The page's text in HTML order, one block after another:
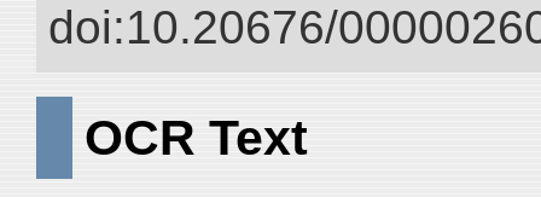
doi:10.20676/
OCR Text